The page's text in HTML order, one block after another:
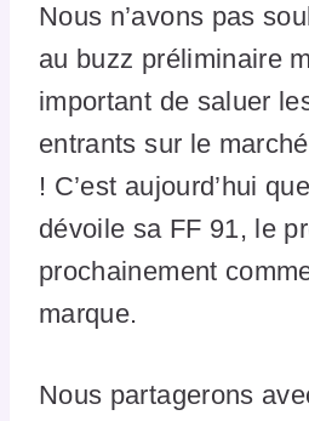
Nous n’avons pas
au buzz préliminaire
important de saluer
entrants sur le
! C’est aujourd’hui
dévoile sa FF 91, le
prochainement
marque.
Nous partagerons